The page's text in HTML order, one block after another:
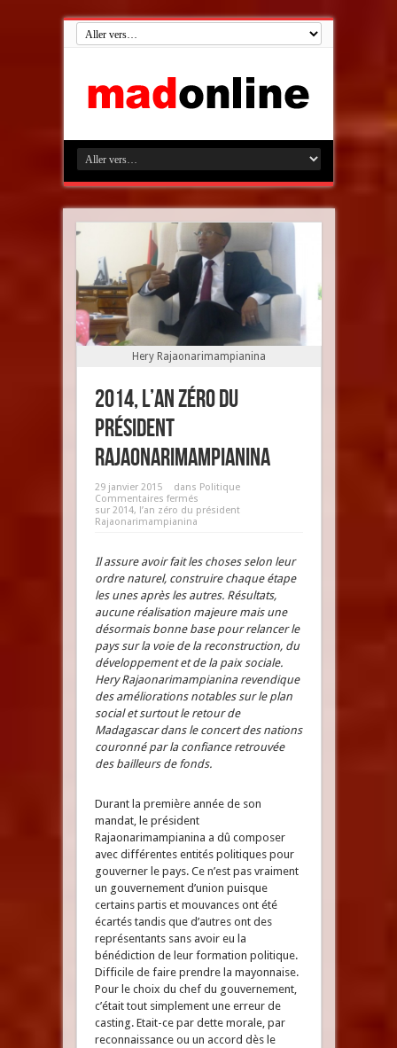
Hery Rajaonarimampianina
2014, l’an zéro du
président
Rajaonarimampianina
29 janvier 2015 dans Politique
Commentaires fermés
sur 2014, l’an zéro du président
Rajaonarimampianina
Il assure avoir fait les choses selon leur
ordre naturel, construire chaque étape
les unes après les autres. Résultats,
aucune réalisation majeure mais une
désormais bonne base pour relancer le
pays sur la voie de la reconstruction, du
développement et de la paix sociale.
Hery Rajaonarimampianina revendique
des améliorations notables sur le plan
social et surtout le retour de
Madagascar dans le concert des nations
couronné par la confiance retrouvée
des bailleurs de fonds.
Durant la première année de son
mandat, le président
Rajaonarimampianina a dû composer
avec différentes entités politiques pour
gouverner le pays. Ce n’est pas vraiment
un gouvernement d’union puisque
certains partis et mouvances ont été
écartés tandis que d’autres ont des
représentants sans avoir eu la
bénédiction de leur formation politique.
Difficile de faire prendre la mayonnaise.
Pour le choix du chef du gouvernement,
c’était tout simplement une erreur de
casting. Etait-ce par dette morale, par
reconnaissance ou un accord dès le